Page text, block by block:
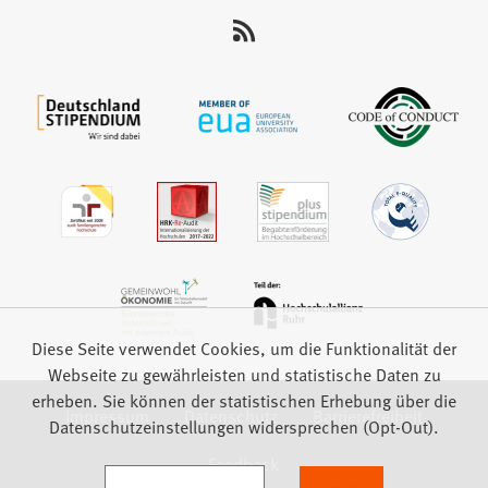
Impressum Datenschutz
Barrierefreiheit
Feedback
Diese Seite verwendet Cookies, um die Funktionalität der
Webseite zu gewährleisten und statistische Daten zu
erheben. Sie können der statistischen Erhebung über die
Datenschutzeinstellungen widersprechen (Opt-Out).